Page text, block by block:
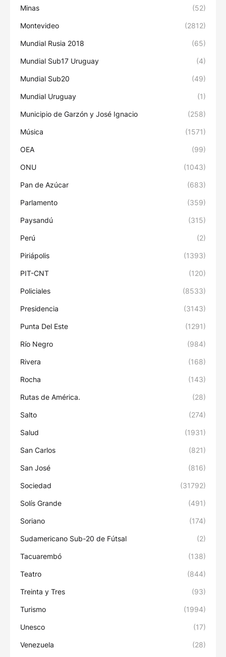
Minas (52)
Montevideo (2812)
Mundial Rusia 2018 (65)
Mundial Sub17 Uruguay (4)
Mundial Sub20 (49)
Mundial Uruguay (1)
Municipio de Garzón y José Ignacio (258)
Música (1571)
OEA (99)
ONU (1043)
Pan de Azúcar (683)
Parlamento (359)
Paysandú (315)
Perú (2)
Piriápolis (1393)
PIT-CNT (120)
Policiales (8533)
Presidencia (3143)
Punta Del Este (1291)
Río Negro (984)
Rivera (168)
Rocha (143)
Rutas de América. (28)
Salto (274)
Salud (1931)
San Carlos (821)
San José (816)
Sociedad (31792)
Solís Grande (491)
Soriano (174)
Sudamericano Sub-20 de Fútsal (2)
Tacuarembó (138)
Teatro (844)
Treinta y Tres (93)
Turismo (1994)
Unesco (17)
Venezuela (28)